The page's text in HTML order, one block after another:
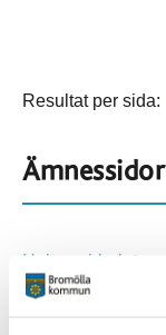
Resultat per sida:
Ämnessidor
Hela webbplatsen